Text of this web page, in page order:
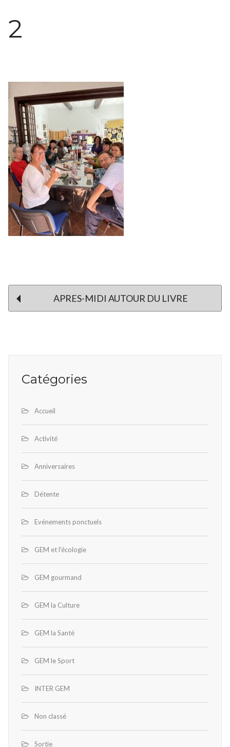
2
PostAPRES-MIDI AUTOUR DU LIVRE
Catégories
Accueil
Activité
Anniversaires
Détente
Evénements ponctuels
GEM et l'écologie
GEM gourmand
GEM la Culture
GEM la Santé
GEM le Sport
INTER GEM
Non classé
Sortie